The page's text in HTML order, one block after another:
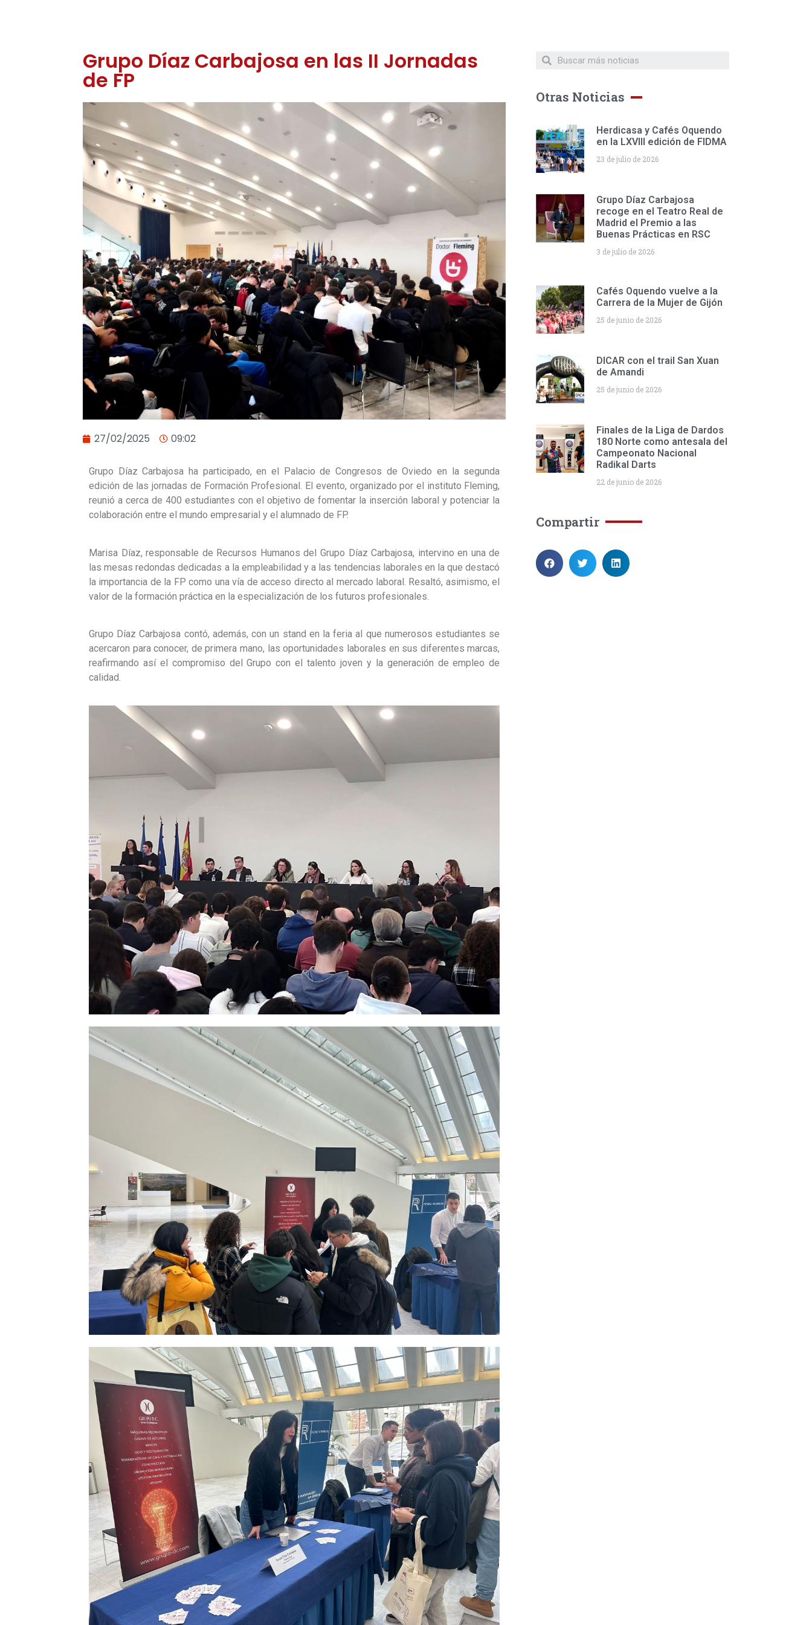
Grupo Díaz Carbajosa en las II Jornadas
de FP
27/02/2025 09:02
Grupo Díaz Carbajosa ha participado, en el Palacio de Congresos de Oviedo en la segunda
edición de las jornadas de Formación Profesional. El evento, organizado por el instituto Fleming,
reunió a cerca de 400 estudiantes con el objetivo de fomentar la inserción laboral y potenciar la
colaboración entre el mundo empresarial y el alumnado de FP.
Marisa Díaz, responsable de Recursos Humanos del Grupo Díaz Carbajosa, intervino en una de
las mesas redondas dedicadas a la empleabilidad y a las tendencias laborales en la que destacó
la importancia de la FP como una vía de acceso directo al mercado laboral. Resaltó, asimismo, el
valor de la formación práctica en la especialización de los futuros profesionales.
Grupo Díaz Carbajosa contó, además, con un stand en la feria al que numerosos estudiantes se
acercaron para conocer, de primera mano, las oportunidades laborales en sus diferentes marcas,
reafirmando así el compromiso del Grupo con el talento joven y la generación de empleo de
calidad.
Otras Noticias
Herdicasa y Cafés Oquendo
en la LXVIII edición de FIDMA
23 de julio de 2026
Grupo Díaz Carbajosa
recoge en el Teatro Real de
Madrid el Premio a las
Buenas Prácticas en RSC
3 de julio de 2026
Cafés Oquendo vuelve a la
Carrera de la Mujer de Gijón
25 de junio de 2026
DICAR con el trail San Xuan
de Amandi
25 de junio de 2026
Finales de la Liga de Dardos
180 Norte como antesala del
Campeonato Nacional
Radikal Darts
22 de junio de 2026
Compartir